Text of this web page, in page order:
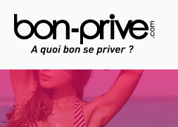
au
contenu